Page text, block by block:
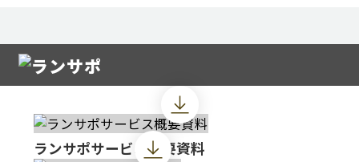
ランサポサービス概要資料